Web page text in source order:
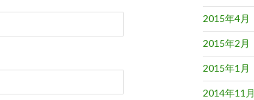
2015年4月
2015年2月
2015年1月
2014年11月